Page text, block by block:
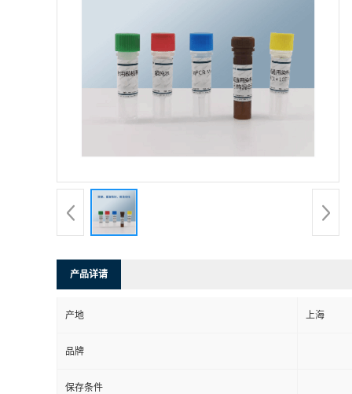
产品详请
产地 上海
品牌
保存条件